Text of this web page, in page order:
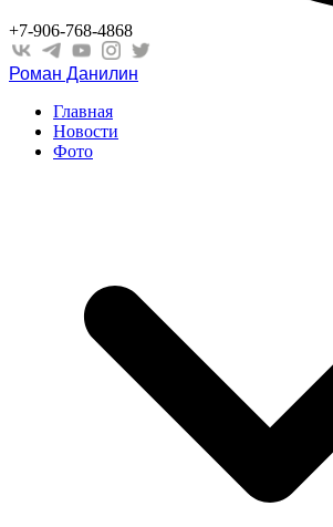
+7-906-768-4868
Роман Данилин
Главная
Новости
Фото